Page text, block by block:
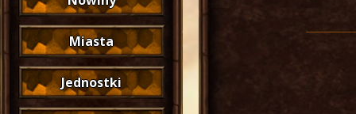
Miasta
Jednostki